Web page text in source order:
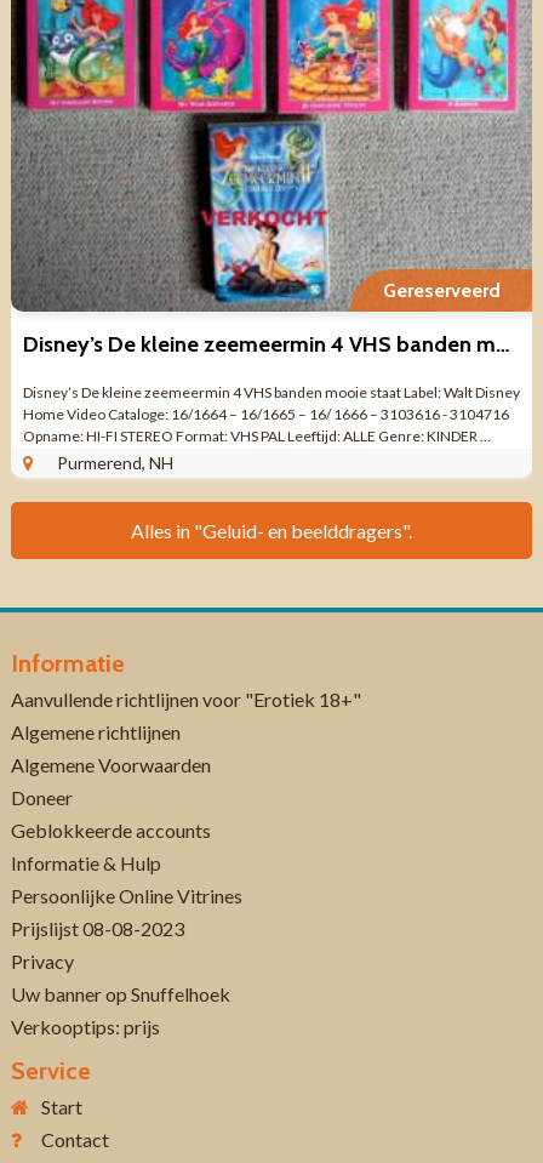
Gereserveerd
Disney’s De kleine zeemeermin 4 VHS banden mooie staat
Disney’s De kleine zeemeermin 4 VHS banden mooie staat Label: Walt Disney
Home Video Cataloge: 16/1664 – 16/1665 – 16/ 1666 – 3103616 - 3104716
Opname: HI-FI STEREO Format: VHS PAL Leeftijd: ALLE Genre: KINDER ...
Purmerend, NH
Alles in "Geluid- en beelddragers".
Informatie
Aanvullende richtlijnen voor "Erotiek 18+"
Algemene richtlijnen
Algemene Voorwaarden
Doneer
Geblokkeerde accounts
Informatie & Hulp
Persoonlijke Online Vitrines
Prijslijst 08-08-2023
Privacy
Uw banner op Snuffelhoek
Verkooptips: prijs
Service
Start
Contact